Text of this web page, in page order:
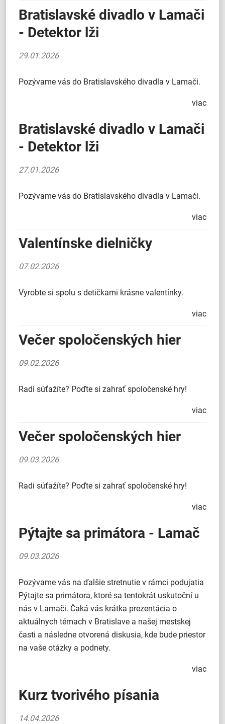
Bratislavské divadlo v Lamači
- Detektor lži
29.01.2026
Pozývame vás do Bratislavského divadla v Lamači.
viac
Bratislavské divadlo v Lamači
- Detektor lži
27.01.2026
Pozývame vás do Bratislavského divadla v Lamači.
viac
Valentínske dielničky
07.02.2026
Vyrobte si spolu s detičkami krásne valentínky.
viac
Večer spoločenských hier
09.02.2026
Radi súťažíte? Poďte si zahrať spoločenské hry!
viac
Večer spoločenských hier
09.03.2026
Radi súťažíte? Poďte si zahrať spoločenské hry!
viac
Pýtajte sa primátora - Lamač
09.03.2026
Pozývame vás na ďalšie stretnutie v rámci podujatia
Pýtajte sa primátora, ktoré sa tentokrát uskutoční u
nás v Lamači. Čaká vás krátka prezentácia o
aktuálnych témach v Bratislave a našej mestskej
časti a následne otvorená diskusia, kde bude priestor
na vaše otázky a podnety.
viac
Kurz tvorivého písania
14.04.2026